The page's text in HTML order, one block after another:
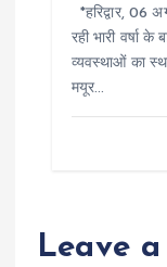
*हरिद्वार, 06
रही भारी वर्षा
व्यवस्थाओं का
मयूर…
Leave